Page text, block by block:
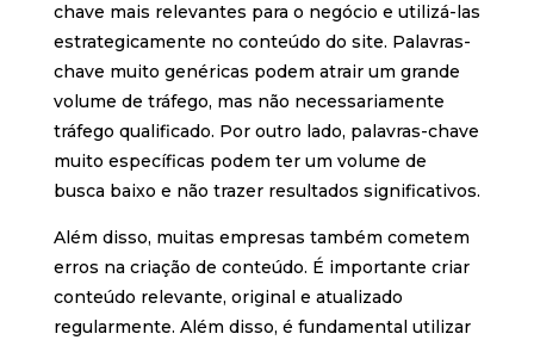
chave mais relevantes para o negócio e utilizá-las
estrategicamente no conteúdo do site. Palavras-
chave muito genéricas podem atrair um grande
volume de tráfego, mas não necessariamente
tráfego qualificado. Por outro lado, palavras-chave
muito específicas podem ter um volume de
busca baixo e não trazer resultados significativos.
Além disso, muitas empresas também cometem
erros na criação de conteúdo. É importante criar
conteúdo relevante, original e atualizado
regularmente. Além disso, é fundamental utilizar